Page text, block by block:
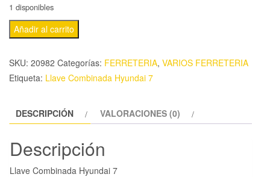
1 disponibles
Añadir al carrito
SKU: 20982 Categorías: FERRETERIA, VARIOS FERRETERIA
Etiqueta: Llave Combinada Hyundai 7
DESCRIPCIÓN VALORACIONES (0)
Descripción
Llave Combinada Hyundai 7